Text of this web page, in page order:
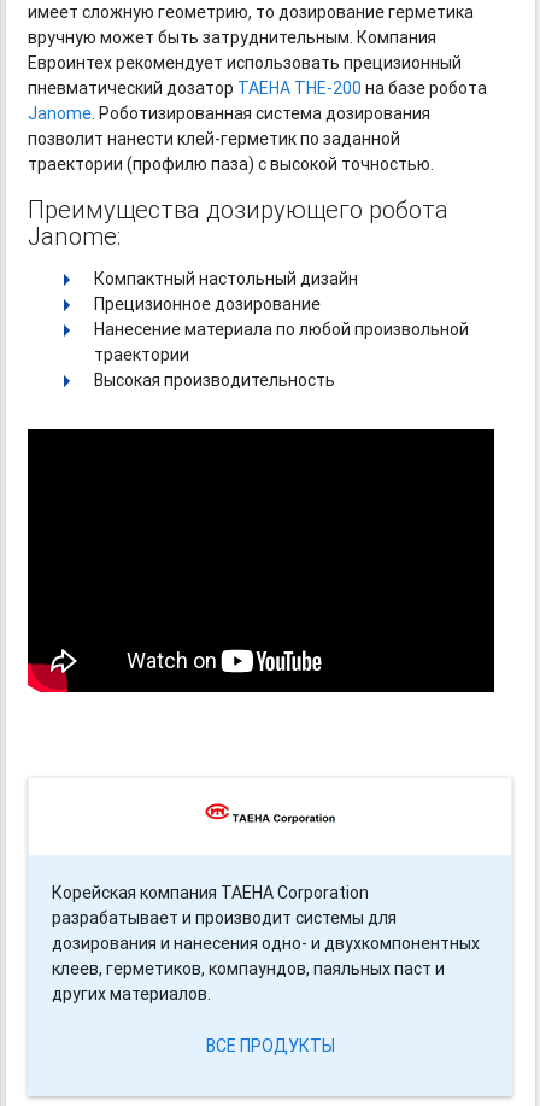
имеет сложную геометрию, то дозирование герметика
вручную может быть затруднительным. Компания
Евроинтех рекомендует использовать прецизионный
пневматический дозатор TAEHA THE-200 на базе робота
Janome. Роботизированная система дозирования
позволит нанестиклей-герметикпо заданной
траектории (профилю паза) с высокой точностью.
Преимущества дозирующего робота
Janome:
Компактный настольный дизайн
Прецизионное дозирование
Нанесение материала по любой произвольной
траектории
Высокая производительность
Корейская компания TAEHA Corporation
разрабатывает и производит системы для
дозирования и нанесения одно- и двухкомпонентных
клеев, герметиков, компаундов, паяльных паст и
других материалов.
ВСЕ ПРОДУКТЫ